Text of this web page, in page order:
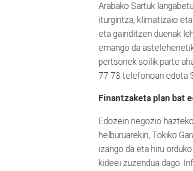
Arabako Sartuk
iturgintza, klimatizaio
eta gainditzen duenak
emango da
pertsonek soilik parte
77 73 telefonoan edota
Finantzaketa plan bat
Edozein negozio
helburuarekin, Tokiko
izango da eta hiru
kideei zuzendua dago.